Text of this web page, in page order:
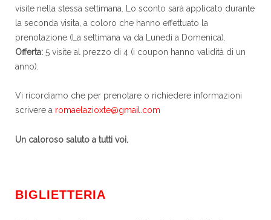
visite nella stessa settimana. Lo sconto sarà applicato durante
la seconda visita, a coloro che hanno effettuato la
prenotazione (La settimana va da Lunedì a Domenica).
Offerta: 5 visite al prezzo di 4 (i coupon hanno validità di un
anno).
Vi ricordiamo che per prenotare o richiedere informazioni
scrivere a romaelazioxte@gmail.com
Un caloroso saluto a tutti voi.
BIGLIETTERIA